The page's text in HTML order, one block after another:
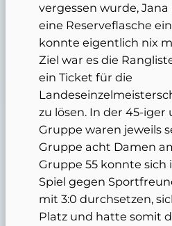
vergessen wurde,
eine Reserveflasche
konnte eigentlich nix
Ziel war es die
ein Ticket für die
zu lösen. In der 45-iger
Gruppe waren jeweils
Gruppe acht Damen
Gruppe 55 konnte sich
Spiel gegen
mit 3:0 durchsetzen,
Platz und hatte somit